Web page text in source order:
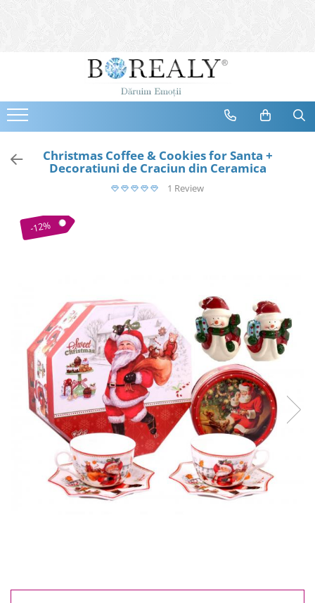
Bijuterii
Cercei
Bratari
Coliere
Destinatari
Reduceri
Cele mai noi
Cele mai vandute
Cele mai votate
Cu video
Pret
0 Lei - 100 Lei
100 Lei - 200 Lei
200 Lei - 300 Lei
300 Lei - 500 Lei
Christmas Coffee & Cookies for Santa +
Decoratiuni de Craciun din Ceramica
1 Review
-12%